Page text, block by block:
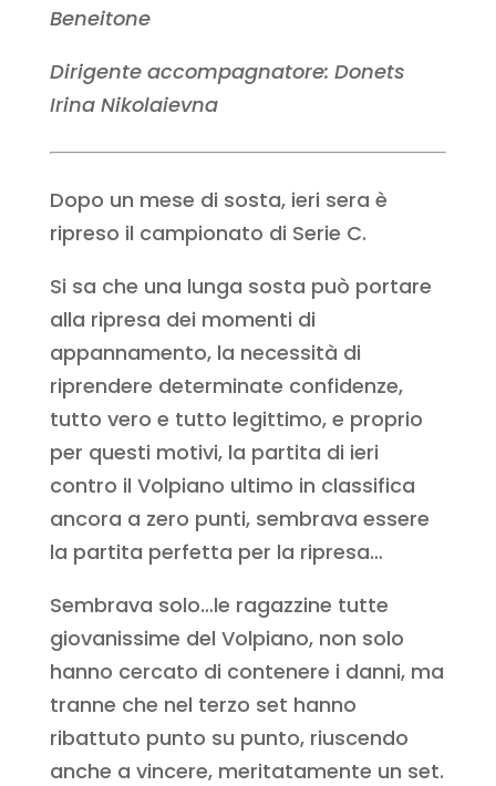
Beneitone
Dirigente accompagnatore: Donets
Irina Nikolaievna
Dopo un mese di sosta, ieri sera è
ripreso il campionato di Serie C.
Si sa che una lunga sosta può portare
alla ripresa dei momenti di
appannamento, la necessità di
riprendere determinate confidenze,
tutto vero e tutto legittimo, e proprio
per questi motivi, la partita di ieri
contro il Volpiano ultimo in classifica
ancora a zero punti, sembrava essere
la partita perfetta per la ripresa…
Sembrava solo…le ragazzine tutte
giovanissime del Volpiano, non solo
hanno cercato di contenere i danni, ma
tranne che nel terzo set hanno
ribattuto punto su punto, riuscendo
anche a vincere, meritatamente un set.